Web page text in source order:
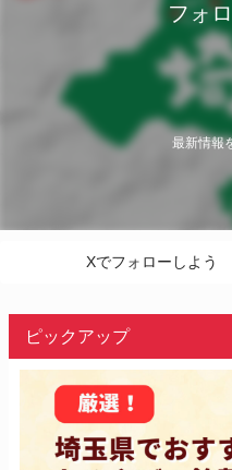
フォ
最新情報
Xでフォローしよう
ピックアップ